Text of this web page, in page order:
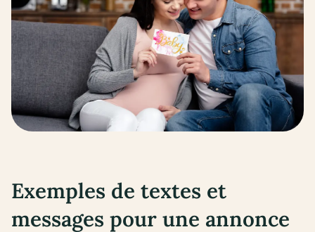
Exemples de textes et
messages pour une annonce